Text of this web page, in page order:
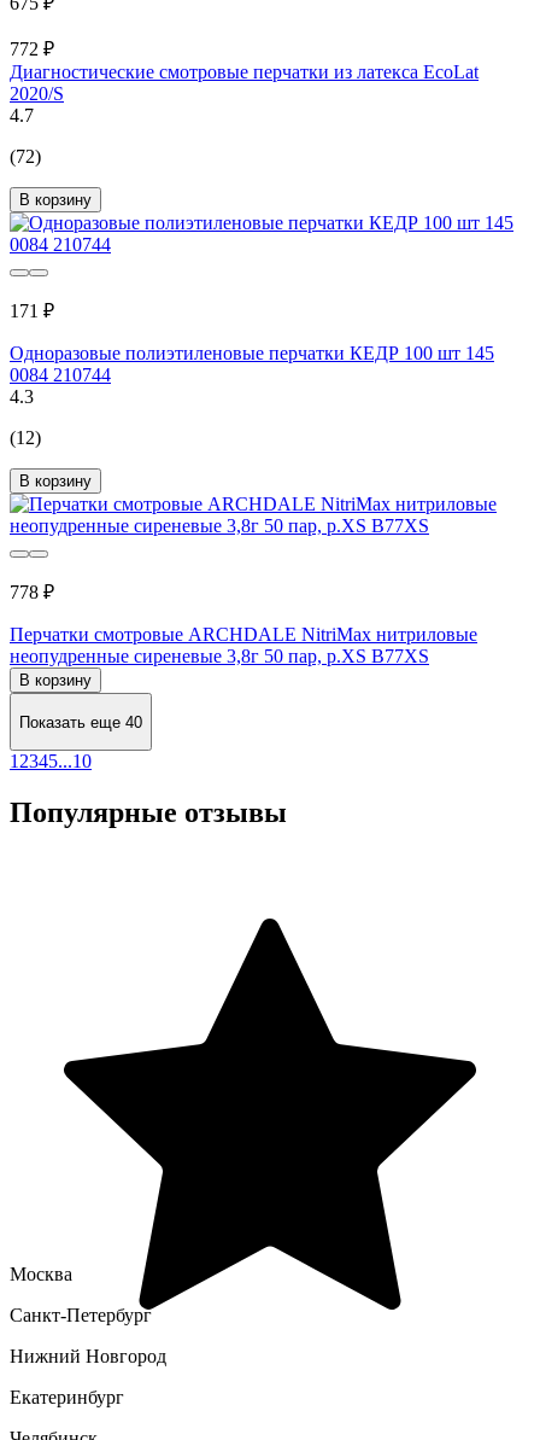
772 ₽
Диагностические смотровые перчатки из латекса EcoLat
2020/S
4.7
(72)
В корзину
171 ₽
Одноразовые полиэтиленовые перчатки КЕДР 100 шт 145
0084 210744
4.3
(12)
В корзину
778 ₽
Перчатки смотровые ARCHDALE NitriMax нитриловые
неопудренные сиреневые 3,8г 50 пар, р.XS B77XS
В корзину
Показать еще 40
1 2345...10
Популярные отзывы
Москва
Санкт-Петербург
Нижний Новгород
Екатеринбург